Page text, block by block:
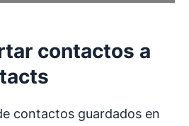
contactos a
contactos guardados en